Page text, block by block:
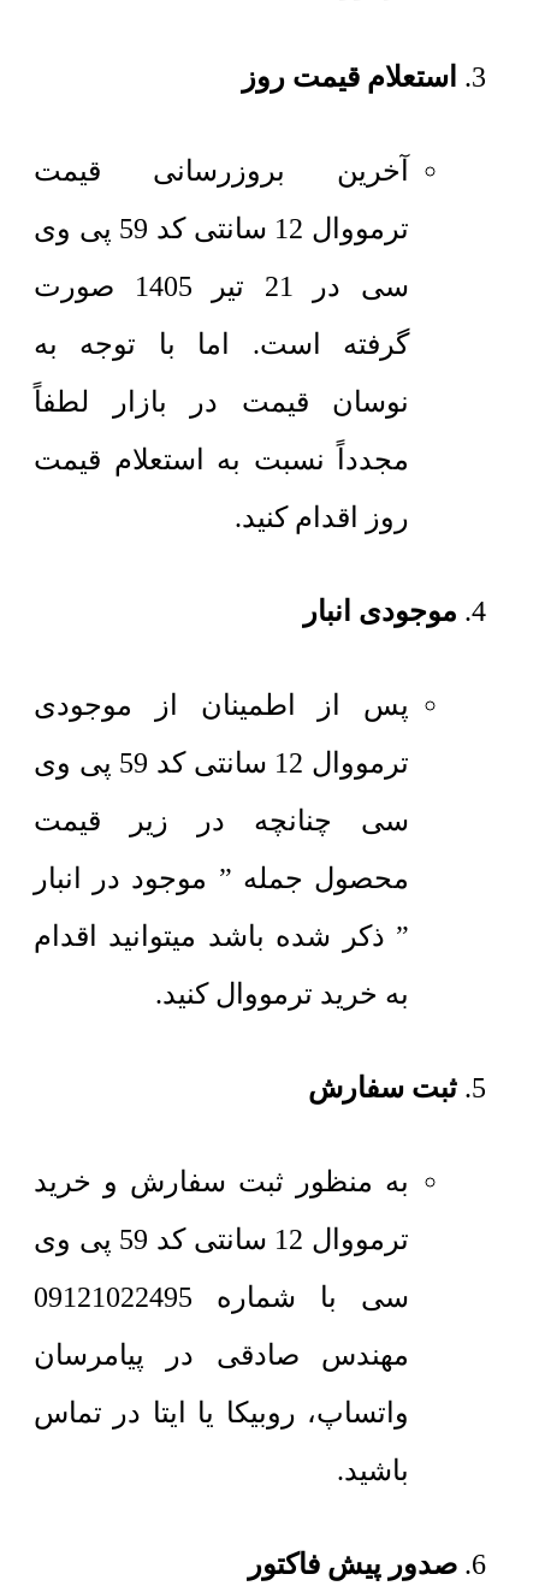
استعلام قیمت روز
آخرین بروزرسانی قیمت
ترمووال 12 سانتی کد 59 پی وی
سی در 21 تیر 1405 صورت
گرفته است. اما با توجه به
نوسان قیمت در بازار لطفاً
مجدداً نسبت به استعلام قیمت
روز اقدام کنید.
موجودی انبار
پس از اطمینان از موجودی
ترمووال 12 سانتی کد 59 پی وی
سی چنانچه در زیر قیمت
محصول جمله ” موجود در انبار
” ذکر شده باشد میتوانید اقدام
به خرید ترمووال کنید.
ثبت سفارش
به منظور ثبت سفارش و خرید
ترمووال 12 سانتی کد 59 پی وی
سی با شماره 09121022495
مهندس صادقی در پیامرسان
واتساپ، روبیکا یا ایتا در تماس
باشید.
صدور پیش فاکتور